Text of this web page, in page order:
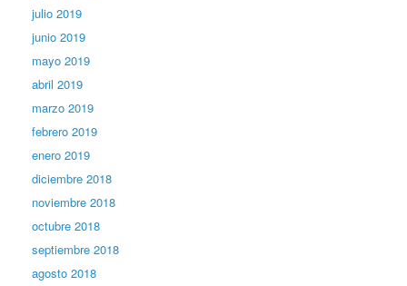
julio 2019
junio 2019
mayo 2019
abril 2019
marzo 2019
febrero 2019
enero 2019
diciembre 2018
noviembre 2018
octubre 2018
septiembre 2018
agosto 2018